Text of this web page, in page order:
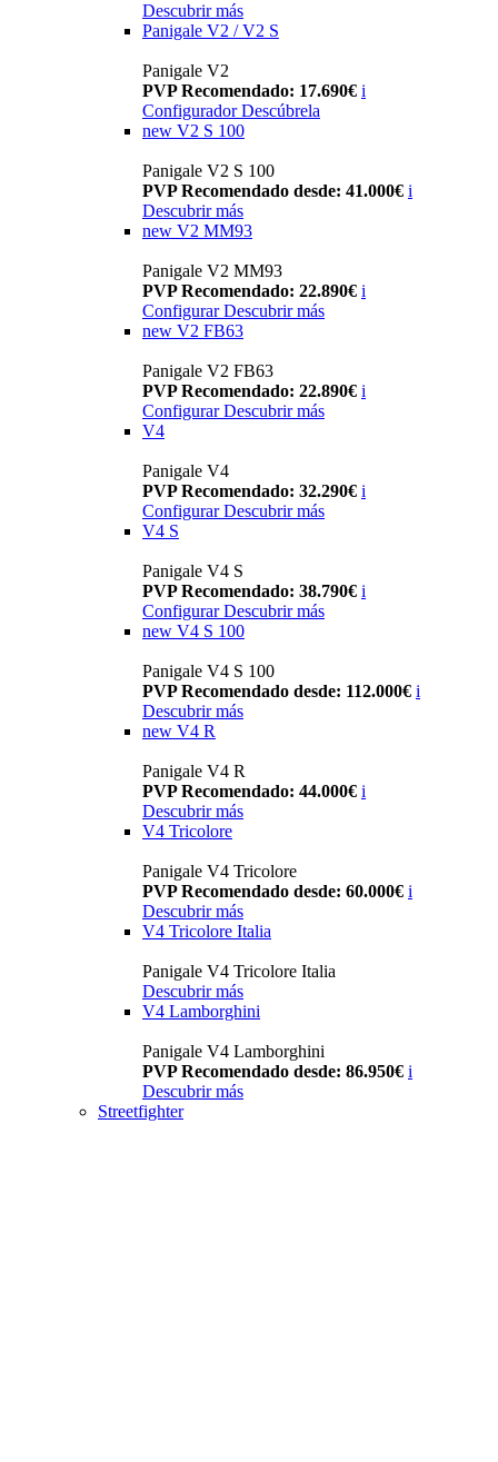
Descubrir más
Panigale V2 / V2 S
Panigale V2
PVP Recomendado: 17.690€ i
Configurador Descúbrela
new V2 S 100
Panigale V2 S 100
PVP Recomendado desde: 41.000€ i
Descubrir más
new V2 MM93
Panigale V2 MM93
PVP Recomendado: 22.890€ i
Configurar Descubrir más
new V2 FB63
Panigale V2 FB63
PVP Recomendado: 22.890€ i
Configurar Descubrir más
V4
Panigale V4
PVP Recomendado: 32.290€ i
Configurar Descubrir más
V4 S
Panigale V4 S
PVP Recomendado: 38.790€ i
Configurar Descubrir más
new V4 S 100
Panigale V4 S 100
PVP Recomendado desde: 112.000€ i
Descubrir más
new V4 R
Panigale V4 R
PVP Recomendado: 44.000€ i
Descubrir más
V4 Tricolore
Panigale V4 Tricolore
PVP Recomendado desde: 60.000€ i
Descubrir más
V4 Tricolore Italia
Panigale V4 Tricolore Italia
Descubrir más
V4 Lamborghini
Panigale V4 Lamborghini
PVP Recomendado desde: 86.950€ i
Descubrir más
Streetfighter